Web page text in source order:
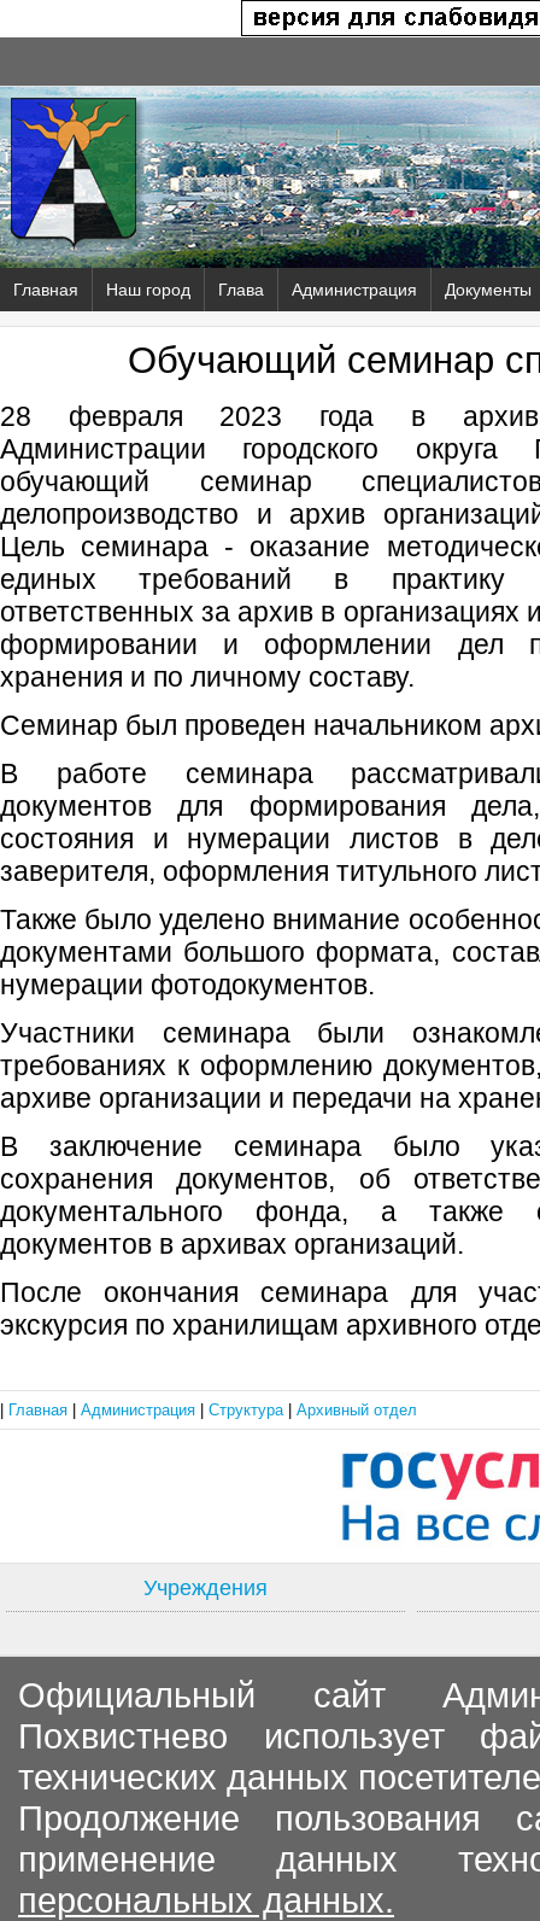
Главная Наш город Глава Администрация Документы
Обучающий семинар
28 февраля 2023 года в
Администрации городского округа
обучающий семинар
делопроизводство и архив
Цель семинара - оказание
единых требований в практику
ответственных за архив в организациях
формировании и оформлении дел
хранения и по личному составу.
Семинар был проведен начальником
В работе семинара
документов для формирования
состояния и нумерации листов в
заверителя, оформления титульного
Также было уделено внимание
документами большого формата,
нумерации фотодокументов.
Участники семинара были
требованиях к оформлению
архиве организации и передачи на
В заключение семинара было
сохранения документов, об
документального фонда, а также
документов в архивах организаций.
После окончания семинара для
экскурсия по хранилищам архивного
Главная Администрация Структура Архивный отдел
Учреждения
Официальный сайт
Похвистнево использует
технических данных
Продолжение пользования
применение данных
персональных данных.